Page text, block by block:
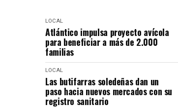
LOCAL
Atlántico impulsa proyecto avícola
para beneficiar a más de 2.000
familias
LOCAL
Las butifarras soledeñas dan un
paso hacia nuevos mercados con su
registro sanitario